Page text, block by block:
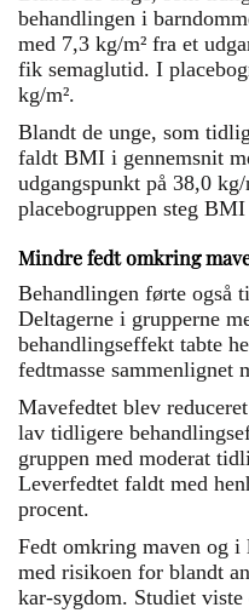
behandlingen i
med 7,3 kg/m² fra et
fik semaglutid. I
kg/m².
Blandt de unge, som
faldt BMI i gennemsnit
udgangspunkt på 38,0
placebogruppen steg
Mindre fedt omkring
Behandlingen førte også
Deltagerne i grupperne
behandlingseffekt tabte
fedtmasse sammenlignet
Mavefedtet blev
lav tidligere
gruppen med moderat
Leverfedtet faldt med
procent.
Fedt omkring maven og
med risikoen for blandt
kar-sygdom. Studiet